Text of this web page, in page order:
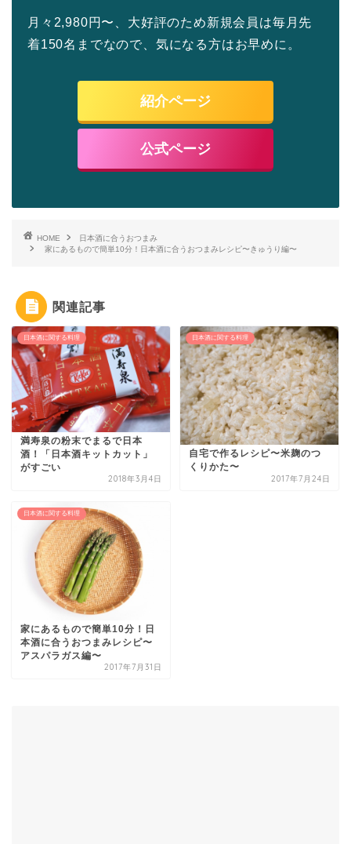
月々2,980円〜、大好評のため新規会員は毎月先
着150名までなので、気になる方はお早めに。
紹介ページ
公式ページ
HOME
日本酒に合うおつまみ
家にあるもので簡単10分！日本酒に合うおつまみレシピ〜きゅうり編〜
関連記事
日本酒に関する料理
満寿泉の粉末でまるで日本
酒！「日本酒キットカット」
がすごい
2018年3月4日
日本酒に関する料理
自宅で作るレシピ〜米麹のつ
くりかた〜
2017年7月24日
日本酒に関する料理
家にあるもので簡単10分！日
本酒に合うおつまみレシピ〜
アスパラガス編〜
2017年7月31日